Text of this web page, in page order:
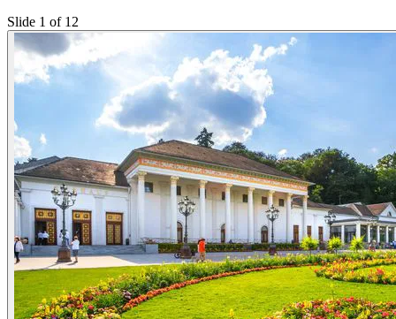
Slide 1 of 12